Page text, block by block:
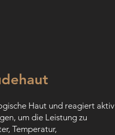
Haut und reagiert aktiv
um die Leistung zu
Temperatur,